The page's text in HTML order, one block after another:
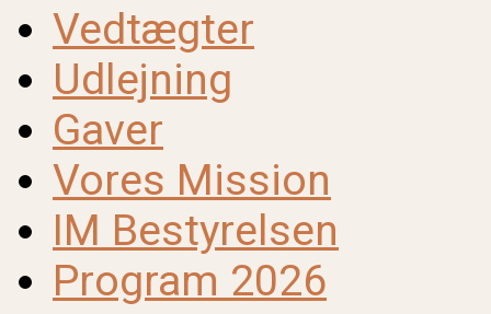
Vedtægter
Udlejning
Gaver
Vores Mission
IM Bestyrelsen
Program 2026